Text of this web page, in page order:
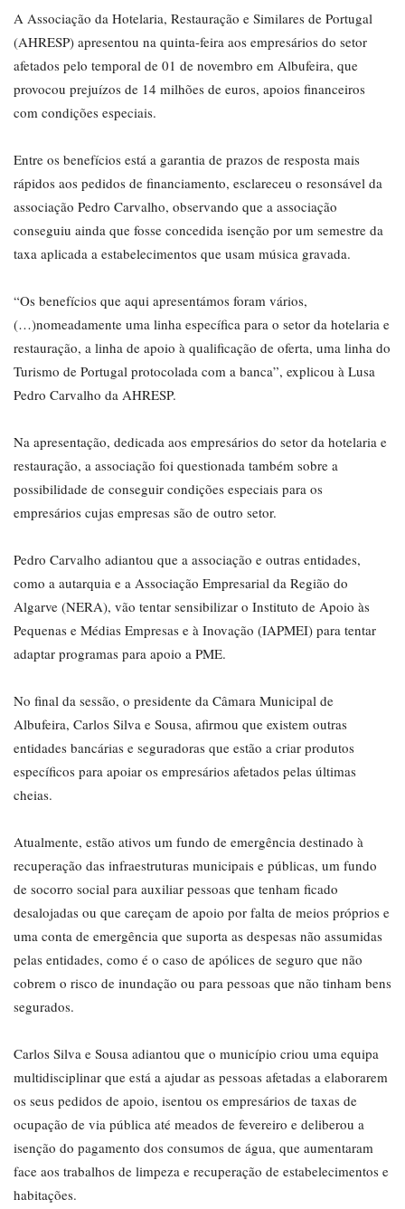
A Associação da Hotelaria, Restauração e Similares de Portugal
(AHRESP) apresentou na quinta-feira aos empresários do setor
afetados pelo temporal de 01 de novembro em Albufeira, que
provocou prejuízos de 14 milhões de euros, apoios financeiros
com condições especiais.
Entre os benefícios está a garantia de prazos de resposta mais
rápidos aos pedidos de financiamento, esclareceu o resonsável da
associação Pedro Carvalho, observando que a associação
conseguiu ainda que fosse concedida isenção por um semestre da
taxa aplicada a estabelecimentos que usam música gravada.
“Os benefícios que aqui apresentámos foram vários,
(…)nomeadamente uma linha específica para o setor da hotelaria e
restauração, a linha de apoio à qualificação de oferta, uma linha do
Turismo de Portugal protocolada com a banca”, explicou à Lusa
Pedro Carvalho da AHRESP.
Na apresentação, dedicada aos empresários do setor da hotelaria e
restauração, a associação foi questionada também sobre a
possibilidade de conseguir condições especiais para os
empresários cujas empresas são de outro setor.
Pedro Carvalho adiantou que a associação e outras entidades,
como a autarquia e a Associação Empresarial da Região do
Algarve (NERA), vão tentar sensibilizar o Instituto de Apoio às
Pequenas e Médias Empresas e à Inovação (IAPMEI) para tentar
adaptar programas para apoio a PME.
No final da sessão, o presidente da Câmara Municipal de
Albufeira, Carlos Silva e Sousa, afirmou que existem outras
entidades bancárias e seguradoras que estão a criar produtos
específicos para apoiar os empresários afetados pelas últimas
cheias.
Atualmente, estão ativos um fundo de emergência destinado à
recuperação das infraestruturas municipais e públicas, um fundo
de socorro social para auxiliar pessoas que tenham ficado
desalojadas ou que careçam de apoio por falta de meios próprios e
uma conta de emergência que suporta as despesas não assumidas
pelas entidades, como é o caso de apólices de seguro que não
cobrem o risco de inundação ou para pessoas que não tinham bens
segurados.
Carlos Silva e Sousa adiantou que o município criou uma equipa
multidisciplinar que está a ajudar as pessoas afetadas a elaborarem
os seus pedidos de apoio, isentou os empresários de taxas de
ocupação de via pública até meados de fevereiro e deliberou a
isenção do pagamento dos consumos de água, que aumentaram
face aos trabalhos de limpeza e recuperação de estabelecimentos e
habitações.